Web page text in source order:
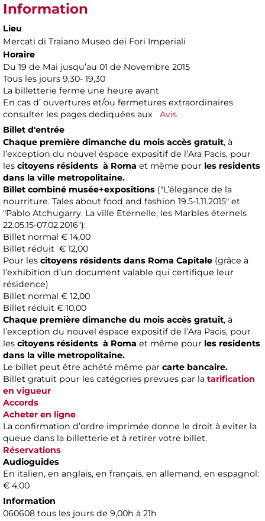
Information
Lieu
Mercati di Traiano Museo dei Fori Imperiali
Horaire
Du 19 de Mai jusqu’au 01 de Novembre 2015
Tous les jours 9,30- 19,30
La billetterie ferme une heure avant
En cas d’ ouvertures et/ou fermetures extraordinaires
consulter les pages dediquées aux Avis
Billet d'entrée
Chaque première dimanche du mois accès gratuit, à
l’exception du nouvel éspace expositif de l’Ara Pacis, pour
les citoyens résidents à Roma et même pour les residents
dans la ville metropolitaine.
Billet combiné musée+expositions ("L’élegance de la
nourriture. Tales about food and fashion 19.5-1.11.2015" et
"Pablo Atchugarry. La ville Eternelle, les Marbles éternels
22.05.15-07.02.2016"):
Billet normal € 14,00
Billet réduit € 12,00
Pour les citoyens résidents dans Roma Capitale (grâce à
l’exhibition d’un document valable qui certifique leur
résidence)
Billet normal € 12,00
Billet réduit € 10,00
Chaque première dimanche du mois accès gratuit, à
l’exception du nouvel éspace expositif de l’Ara Pacis, pour
les citoyens résidents à Roma et même pour les residents
dans la ville metropolitaine.
Le billet peut être achété même par carte bancaire.
Billet gratuit pour les catégories prevues par la tarification
en vigueur
Accords
Acheter en ligne
La confirmation d’ordre imprimée donne le droit à eviter la
queue dans la billetterie et à retirer votre billet.
Réservations
Audioguides
En italien, en anglais, en français, en allemand, en espagnol:
€ 4,00
Information
060608 tous les jours de 9,00h à 21h